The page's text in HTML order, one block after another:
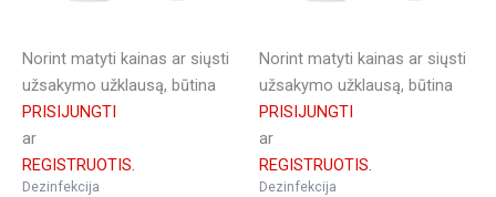
Norint matyti kainas ar siųsti
užsakymo užklausą, būtina
PRISIJUNGTI
ar
REGISTRUOTIS.
Dezinfekcija
Norint matyti kainas ar siųsti
užsakymo užklausą, būtina
PRISIJUNGTI
ar
REGISTRUOTIS.
Dezinfekcija